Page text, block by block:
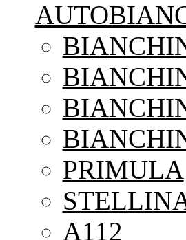
PRIMULA
A112